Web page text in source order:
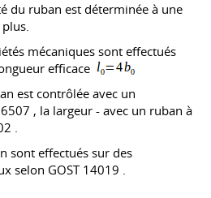
du ruban est déterminée à une
mécaniques sont effectués
efficace
est contrôlée avec un
6507 , la largeur - avec un ruban à
.
sont effectués sur des
selon GOST 14019 .